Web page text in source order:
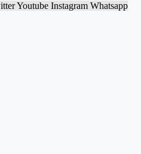
Youtube Instagram Whatsapp